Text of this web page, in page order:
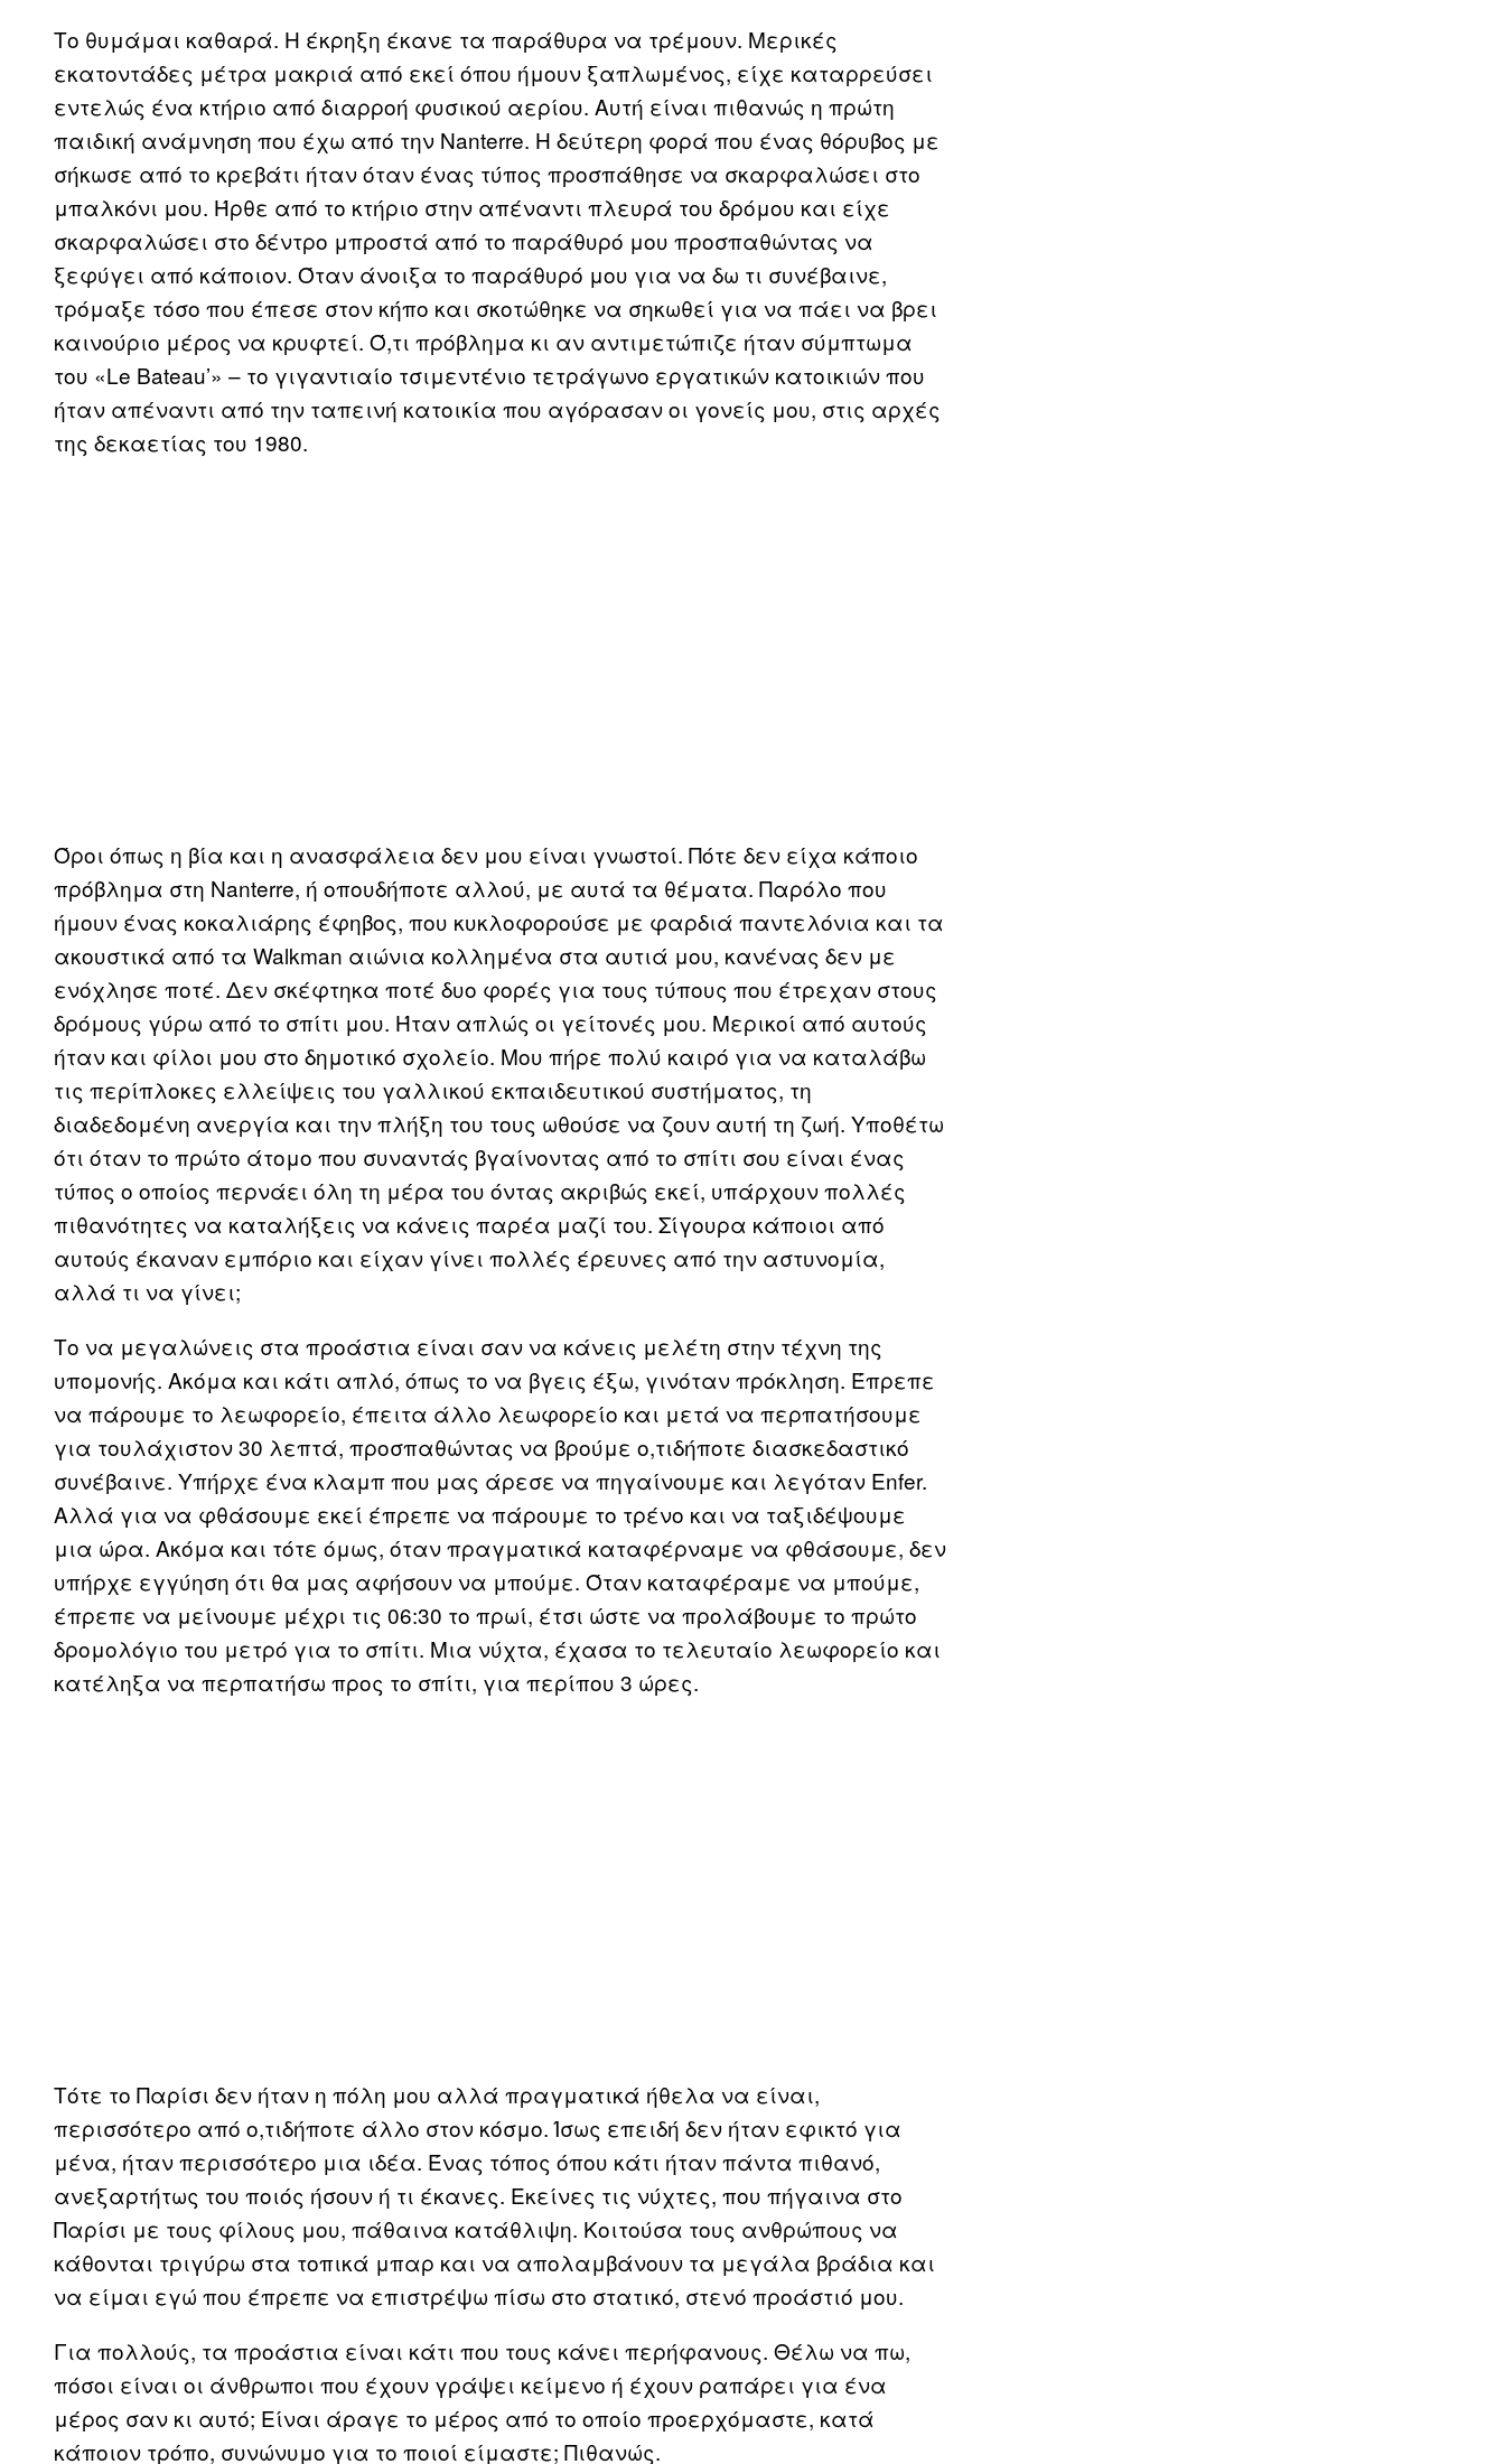
Το θυμάμαι καθαρά. Η έκρηξη έκανε τα παράθυρα να τρέμουν. Μερικές
εκατοντάδες μέτρα μακριά από εκεί όπου ήμουν ξαπλωμένος, είχε καταρρεύσει
εντελώς ένα κτήριο από διαρροή φυσικού αερίου. Αυτή είναι πιθανώς η πρώτη
παιδική ανάμνηση που έχω από την Nanterre. Η δεύτερη φορά που ένας θόρυβος με
σήκωσε από το κρεβάτι ήταν όταν ένας τύπος προσπάθησε να σκαρφαλώσει στο
μπαλκόνι μου. Ήρθε από το κτήριο στην απέναντι πλευρά του δρόμου και είχε
σκαρφαλώσει στο δέντρο μπροστά από το παράθυρό μου προσπαθώντας να
ξεφύγει από κάποιον. Όταν άνοιξα το παράθυρό μου για να δω τι συνέβαινε,
τρόμαξε τόσο που έπεσε στον κήπο και σκοτώθηκε να σηκωθεί για να πάει να βρει
καινούριο μέρος να κρυφτεί. Ό,τι πρόβλημα κι αν αντιμετώπιζε ήταν σύμπτωμα
του «Le Bateau’» – το γιγαντιαίο τσιμεντένιο τετράγωνο εργατικών κατοικιών που
ήταν απέναντι από την ταπεινή κατοικία που αγόρασαν οι γονείς μου, στις αρχές
της δεκαετίας του 1980.
Όροι όπως η βία και η ανασφάλεια δεν μου είναι γνωστοί. Πότε δεν είχα κάποιο
πρόβλημα στη Nanterre, ή οπουδήποτε αλλού, με αυτά τα θέματα. Παρόλο που
ήμουν ένας κοκαλιάρης έφηβος, που κυκλοφορούσε με φαρδιά παντελόνια και τα
ακουστικά από τα Walkman αιώνια κολλημένα στα αυτιά μου, κανένας δεν με
ενόχλησε ποτέ. Δεν σκέφτηκα ποτέ δυο φορές για τους τύπους που έτρεχαν στους
δρόμους γύρω από το σπίτι μου. Ήταν απλώς οι γείτονές μου. Μερικοί από αυτούς
ήταν και φίλοι μου στο δημοτικό σχολείο. Μου πήρε πολύ καιρό για να καταλάβω
τις περίπλοκες ελλείψεις του γαλλικού εκπαιδευτικού συστήματος, τη
διαδεδομένη ανεργία και την πλήξη του τους ωθούσε να ζουν αυτή τη ζωή. Υποθέτω
ότι όταν το πρώτο άτομο που συναντάς βγαίνοντας από το σπίτι σου είναι ένας
τύπος ο οποίος περνάει όλη τη μέρα του όντας ακριβώς εκεί, υπάρχουν πολλές
πιθανότητες να καταλήξεις να κάνεις παρέα μαζί του. Σίγουρα κάποιοι από
αυτούς έκαναν εμπόριο και είχαν γίνει πολλές έρευνες από την αστυνομία,
αλλά τι να γίνει;
Το να μεγαλώνεις στα προάστια είναι σαν να κάνεις μελέτη στην τέχνη της
υπομονής. Ακόμα και κάτι απλό, όπως το να βγεις έξω, γινόταν πρόκληση. Έπρεπε
να πάρουμε το λεωφορείο, έπειτα άλλο λεωφορείο και μετά να περπατήσουμε
για τουλάχιστον 30 λεπτά, προσπαθώντας να βρούμε ο,τιδήποτε διασκεδαστικό
συνέβαινε. Υπήρχε ένα κλαμπ που μας άρεσε να πηγαίνουμε και λεγόταν Enfer.
Αλλά για να φθάσουμε εκεί έπρεπε να πάρουμε το τρένο και να ταξιδέψουμε
μια ώρα. Ακόμα και τότε όμως, όταν πραγματικά καταφέρναμε να φθάσουμε, δεν
υπήρχε εγγύηση ότι θα μας αφήσουν να μπούμε. Όταν καταφέραμε να μπούμε,
έπρεπε να μείνουμε μέχρι τις 06:30 το πρωί, έτσι ώστε να προλάβουμε το πρώτο
δρομολόγιο του μετρό για το σπίτι. Μια νύχτα, έχασα το τελευταίο λεωφορείο και
κατέληξα να περπατήσω προς το σπίτι, για περίπου 3 ώρες.
Τότε το Παρίσι δεν ήταν η πόλη μου αλλά πραγματικά ήθελα να είναι,
περισσότερο από ο,τιδήποτε άλλο στον κόσμο. Ίσως επειδή δεν ήταν εφικτό για
μένα, ήταν περισσότερο μια ιδέα. Ένας τόπος όπου κάτι ήταν πάντα πιθανό,
ανεξαρτήτως του ποιός ήσουν ή τι έκανες. Εκείνες τις νύχτες, που πήγαινα στο
Παρίσι με τους φίλους μου, πάθαινα κατάθλιψη. Κοιτούσα τους ανθρώπους να
κάθονται τριγύρω στα τοπικά μπαρ και να απολαμβάνουν τα μεγάλα βράδια και
να είμαι εγώ που έπρεπε να επιστρέψω πίσω στο στατικό, στενό προάστιό μου.
Για πολλούς, τα προάστια είναι κάτι που τους κάνει περήφανους. Θέλω να πω,
πόσοι είναι οι άνθρωποι που έχουν γράψει κείμενο ή έχουν ραπάρει για ένα
μέρος σαν κι αυτό; Είναι άραγε το μέρος από το οποίο προερχόμαστε, κατά
κάποιον τρόπο, συνώνυμο για το ποιοί είμαστε; Πιθανώς.